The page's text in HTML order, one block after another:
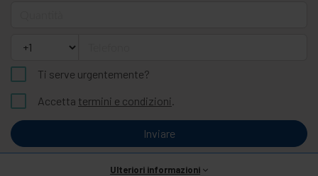
Ti serve urgentemente?
Accetta termini e condizioni.
Inviare
Ulteriori informazioni